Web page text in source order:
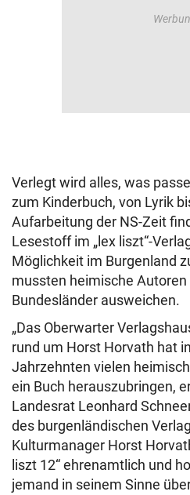
Verlegt wird alles, was
zum Kinderbuch, von Lyrik
Aufarbeitung der NS-Zeit
Lesestoff im „lex liszt“-
Möglichkeit im Burgenland
mussten heimische
Bundesländer ausweichen.
„Das Oberwarter
rund um Horst Horvath hat
Jahrzehnten vielen
ein Buch herauszubringen,
Landesrat Leonhard
des burgenländischen
Kulturmanager Horst
liszt 12“ ehrenamtlich und
jemand in seinem Sinne